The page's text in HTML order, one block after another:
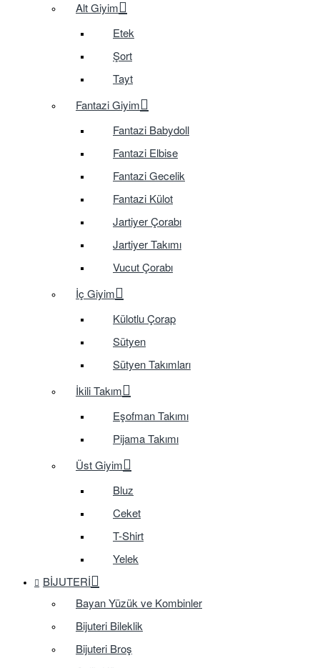
Alt Giyim
Etek
Şort
Tayt
Fantazi Giyim
Fantazi Babydoll
Fantazi Elbise
Fantazi Gecelik
Fantazi Külot
Jartiyer Çorabı
Jartiyer Takımı
Vucut Çorabı
İç Giyim
Külotlu Çorap
Sütyen
Sütyen Takımları
İkili Takım
Eşofman Takımı
Pijama Takımı
Üst Giyim
Bluz
Ceket
T-Shirt
Yelek
BIJUTERI
Bayan Yüzük ve Kombinler
Bijuteri Bileklik
Bijuteri Broş